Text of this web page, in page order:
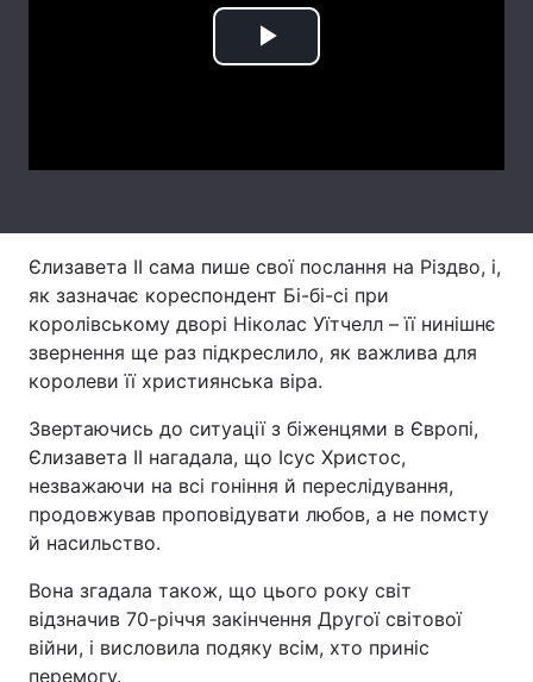
Послуги
Тема оформлення
Play
Єлизавета II сама пише свої послання на Різдво, і,
як зазначає кореспондент Бі-бі-сі при
королівському дворі Ніколас Уїтчелл – її нинішнє
звернення ще раз підкреслило, як важлива для
королеви її християнська віра.
Звертаючись до ситуації з біженцями в Європі,
Єлизавета II нагадала, що Ісус Христос,
незважаючи на всі гоніння й переслідування,
продовжував проповідувати любов, а не помсту
й насильство.
Вона згадала також, що цього року світ
відзначив 70-річчя закінчення Другої світової
війни, і висловила подяку всім, хто приніс
перемогу.